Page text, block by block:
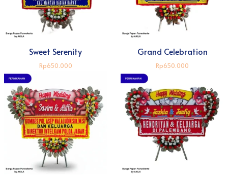
Sweet Serenity
Rp650.000
Grand Celebration
Rp650.000